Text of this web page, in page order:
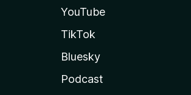
YouTube
TikTok
Bluesky
Podcast